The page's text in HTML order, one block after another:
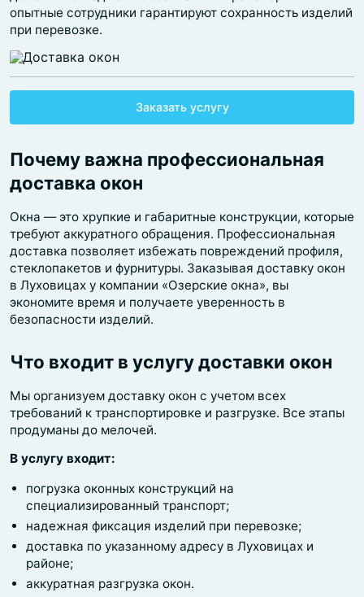
опытные сотрудники гарантируют сохранность изделий
при перевозке.
Заказать услугу
Почему важна профессиональная
доставка окон
Окна — это хрупкие и габаритные конструкции, которые
требуют аккуратного обращения. Профессиональная
доставка позволяет избежать повреждений профиля,
стеклопакетов и фурнитуры. Заказывая доставку окон
в Луховицах у компании «Озерские окна», вы
экономите время и получаете уверенность в
безопасности изделий.
Что входит в услугу доставки окон
Мы организуем доставку окон с учетом всех
требований к транспортировке и разгрузке. Все этапы
продуманы до мелочей.
В услугу входит:
погрузка оконных конструкций на
специализированный транспорт;
надежная фиксация изделий при перевозке;
доставка по указанному адресу в Луховицах и
районе;
аккуратная разгрузка окон.